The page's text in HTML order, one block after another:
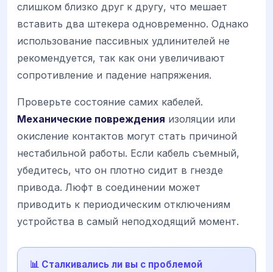
слишком близко друг к другу, что мешает
вставить два штекера одновременно. Однако
использование пассивных удлинителей не
рекомендуется, так как они увеличивают
сопротивление и падение напряжения.
Проверьте состояние самих кабелей.
Механические повреждения изоляции или
окисление контактов могут стать причиной
нестабильной работы. Если кабель съемный,
убедитесь, что он плотно сидит в гнезде
привода. Люфт в соединении может
приводить к периодическим отключениям
устройства в самый неподходящий момент.
📊 Сталкивались ли вы с проблемой